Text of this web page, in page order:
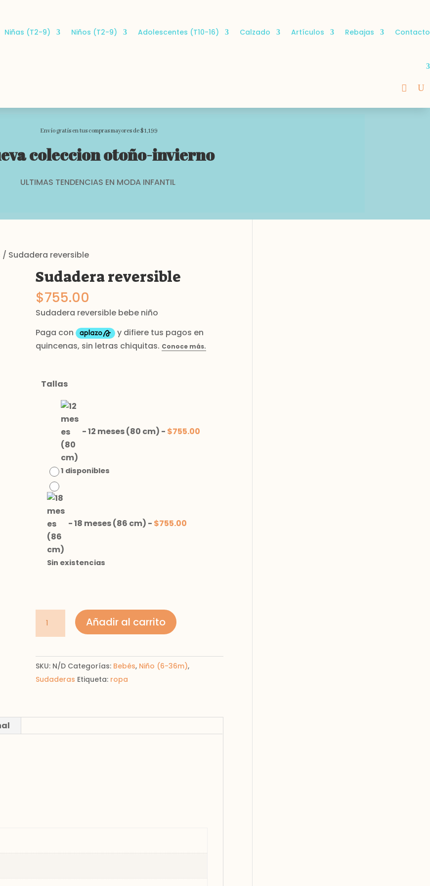
Niñas (T2-9) Niños (T2-9) Adolescentes (T10-16) Calzado Artículos Rebajas Contacto
Envio gratis en tus compras mayores de $1,199
coleccion otoño-invierno
ULTIMAS TENDENCIAS EN MODA INFANTIL
/ Sudadera reversible
Sudadera reversible
$755.00
Sudadera reversible bebe niño
Tallas
-12 meses (80 cm) - $755.00
1 disponibles
-18 meses (86 cm) - $755.00
Sin existencias
reversible
Añadir al carrito
SKU: N/D Categorías: Bebés, Niño (6-36m),
Sudaderas Etiqueta: ropa